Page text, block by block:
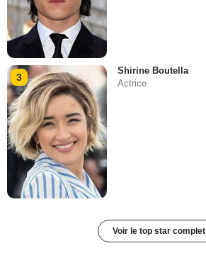
3
Shirine Boutella
Actrice
Voir le top star complet